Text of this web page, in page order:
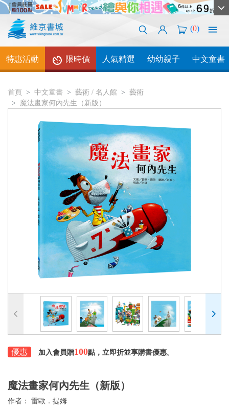
(0)
特惠活動 限時價 人氣精選 幼幼親子 中文童書
首頁 中文童書 藝術 / 名人館
藝術
魔法畫家何內先生（新版）
優惠 加入會員贈100點，立即折並享購書優惠。
魔法畫家何內先生（新版）
作者： 雷歐．提姆